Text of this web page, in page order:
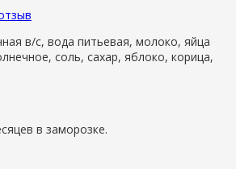
в/с, вода питьевая, молоко, яйца
соль, сахар, яблоко, корица,
в заморозке.